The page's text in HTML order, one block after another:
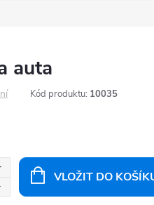
auta
Kód produktu: 10035
VLOŽIT DO